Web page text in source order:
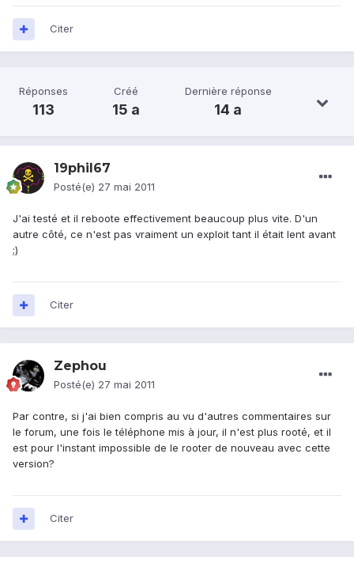
Citer
Réponses
113
Créé
15 a
Dernière réponse
14 a
19phil67
Posté(e) 27 mai 2011
J'ai testé et il reboote effectivement beaucoup plus vite. D'un
autre côté, ce n'est pas vraiment un exploit tant il était lent avant
;)
Citer
Zephou
Posté(e) 27 mai 2011
Par contre, si j'ai bien compris au vu d'autres commentaires sur
le forum, une fois le téléphone mis à jour, il n'est plus rooté, et il
est pour l'instant impossible de le rooter de nouveau avec cette
version?
Citer